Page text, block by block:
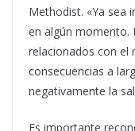
Methodist. «Ya sea
en algún momento.
relacionados con el
consecuencias a
negativamente la
Es importante